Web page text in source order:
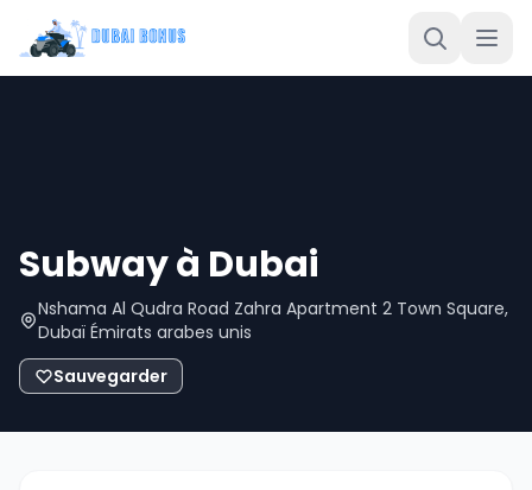
Subway à Dubai
Nshama Al Qudra Road Zahra Apartment 2 Town Square,
Dubaï Émirats arabes unis
Sauvegarder